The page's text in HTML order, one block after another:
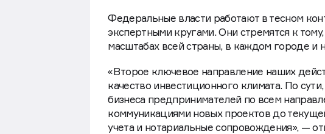
Федеральные власти работают в тесном
экспертными кругами. Они стремятся к
масштабах всей страны, в каждом городе и
«Второе ключевое направление наших
качество инвестиционного климата. По
бизнеса предпринимателей по всем
коммуникациями новых проектов до
учета и нотариальные сопровождения», —